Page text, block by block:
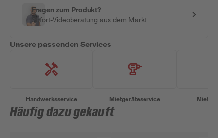
Fragen zum Produkt?
Sofort-Videoberatung aus dem Markt
Unsere passenden Services
Handwerksservice Mietgeräteservice
Häufig dazu gekauft